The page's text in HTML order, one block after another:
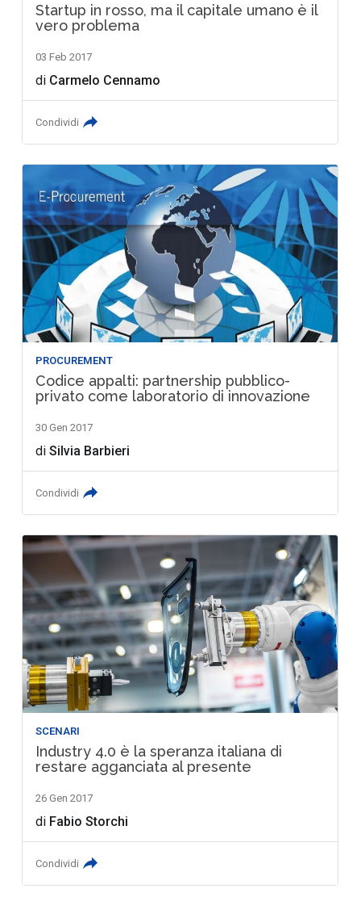
Startup in rosso, ma il capitale umano è il
vero problema
03 Feb 2017
di Carmelo Cennamo
Condividi
PROCUREMENT
Codice appalti: partnership pubblico-
privato come laboratorio di innovazione
30 Gen 2017
diSilvia Barbieri
Condividi
SCENARI
Industry 4.0 è la speranza italiana di
restare agganciata al presente
26 Gen 2017
di Fabio Storchi
Condividi